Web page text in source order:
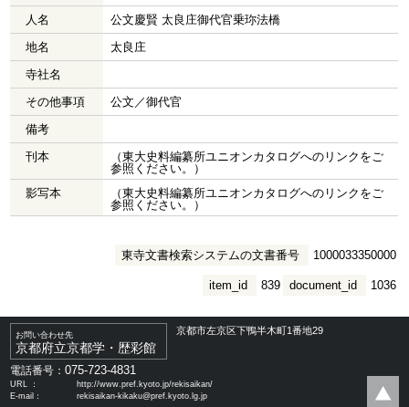
人名
公文慶賢 太良庄御代官乗珎法橋
地名
太良庄
寺社名
その他事項
公文／御代官
備考
刊本
（東大史料編纂所ユニオンカタログへのリンクをご
参照ください。）
影写本
（東大史料編纂所ユニオンカタログへのリンクをご
参照ください。）
東寺文書検索システムの文書番号 1000033350000
document_id 1036
item_id 839
お問い合わせ先
京都府立京都学・歴彩館
京都市左京区下鴨半木町1番地29
電話番号：075-723-4831
URL ：
http://www.pref.kyoto.jp/rekisaikan/
E-mail：
rekisaikan-kikaku@pref.kyoto.lg.jp